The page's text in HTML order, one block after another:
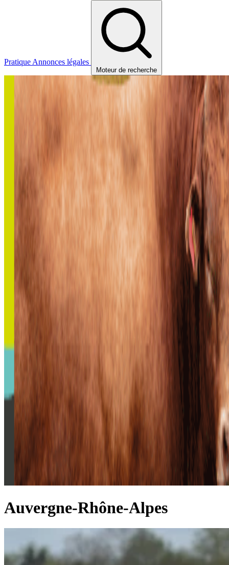
Pratique Annonces légales
Moteur de recherche
Auvergne-Rhône-Alpes